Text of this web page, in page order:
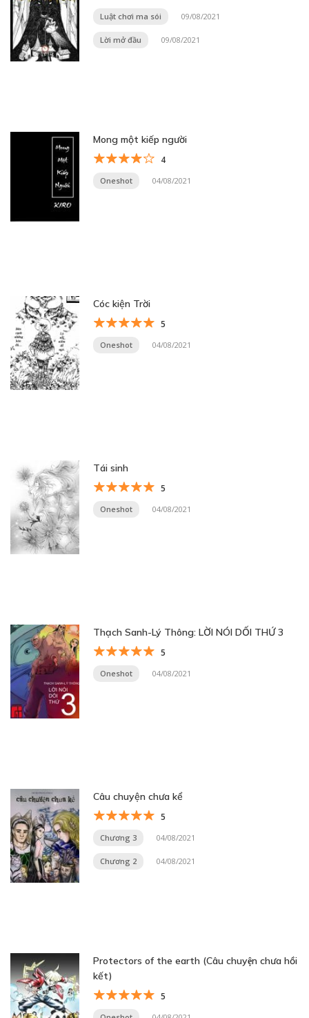
Luật chơi ma sói 09/08/2021
Lời mở đầu 09/08/2021
Mong một kiếp người
4
Oneshot 04/08/2021
Cóc kiện Trời
5
Oneshot 04/08/2021
Tái sinh
5
Oneshot 04/08/2021
Thạch Sanh-Lý Thông: LỜI NÓI DỐI THỨ 3
5
Oneshot 04/08/2021
Câu chuyện chưa kể
5
Chương 3 04/08/2021
Chương 2 04/08/2021
Protectors of the earth (Câu chuyện chưa hồi
kết)
5